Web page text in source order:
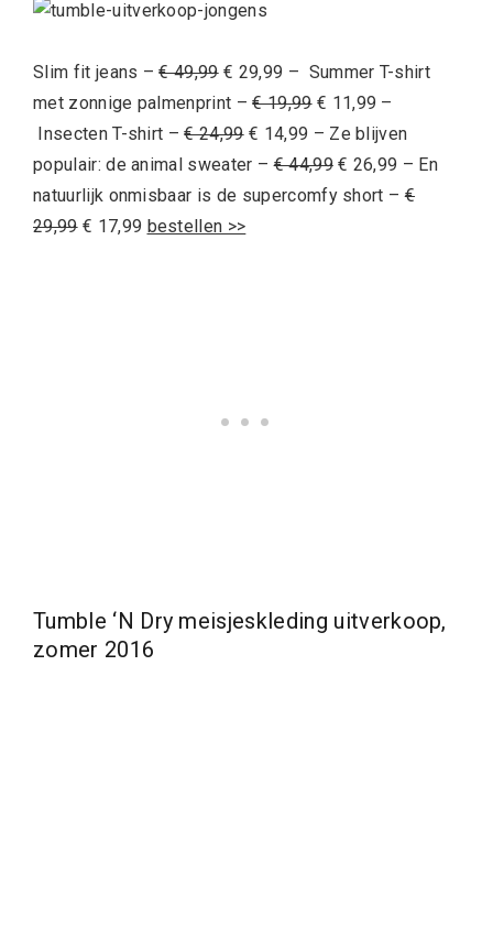
Slim fit jeans –€ 49,99 € 29,99 – Summer T-shirt
met zonnige palmenprint –€ 19,99 € 11,99 –
Insecten T-shirt –€ 24,99 € 14,99 – Ze blijven
populair: de animal sweater –€ 44,99 € 26,99 – En
natuurlijk onmisbaar is de supercomfy short –€
29,99 € 17,99 bestellen >>
Tumble ‘N Dry meisjeskleding uitverkoop,
zomer 2016